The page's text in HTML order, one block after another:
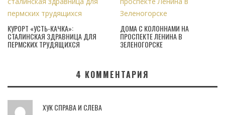
КУРОРТ «УСТЬ-КАЧКА»:
СТАЛИНСКАЯ ЗДРАВНИЦА ДЛЯ
ПЕРМСКИХ ТРУДЯЩИХСЯ
ДОМА С КОЛОННАМИ НА
ПРОСПЕКТЕ ЛЕНИНА В
ЗЕЛЕНОГОРСКЕ
4 КОММЕНТАРИЯ
ХУК СПРАВА И СЛЕВА